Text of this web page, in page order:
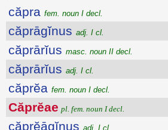
căpra fem. noun I decl.
căprāgĭnus adj. I cl.
căprārĭus masc. noun II decl.
căprārĭus adj. I cl.
căprĕa fem. noun I decl.
Căprĕae pl. fem. noun I decl.
căprĕāgĭnus adj. I cl.